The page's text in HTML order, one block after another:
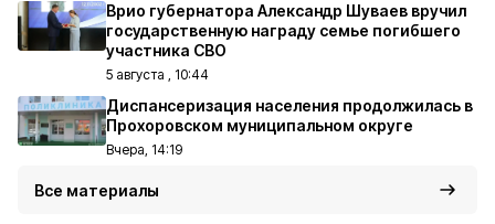
Врио губернатора Александр Шуваев вручил
государственную награду семье погибшего
участника СВО
5 августа , 10:44
Диспансеризация населения продолжилась в
Прохоровском муниципальном округе
Вчера, 14:19
Все материалы